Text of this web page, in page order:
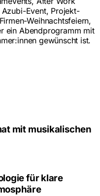
Event, Projekt-
Weihnachtsfeiern,
ein Abendprogramm mit
gewünscht ist.
mit musikalischen
für klare